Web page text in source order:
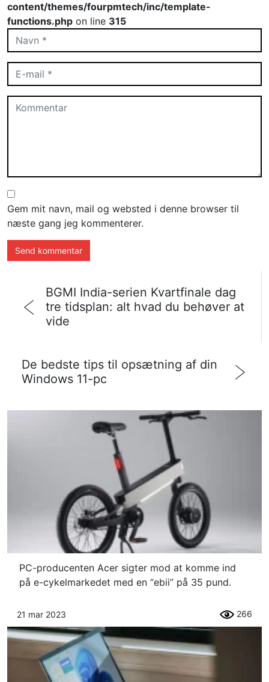
content/themes/fourpmtech/inc/template-
functions.php on line 315
Gem mit navn, mail og websted i denne browser til
næste gang jeg kommenterer.
BGMI India-serien Kvartfinale dag
tre tidsplan: alt hvad du behøver at
vide
De bedste tips til opsætning af din
Windows 11-pc
PC-producenten Acer sigter mod at komme ind
på e-cykelmarkedet med en “ebii” på 35 pund.
21 mar 2023 266